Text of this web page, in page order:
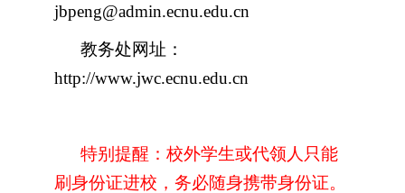
jbpeng@admin.ecnu.edu.cn
教务处网址：
http://www.jwc.ecnu.edu.cn
特别提醒：校外学生或代领人只能
刷身份证进校，务必随身携带身份证。